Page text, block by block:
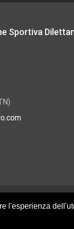
Sportiva
l'esperienza